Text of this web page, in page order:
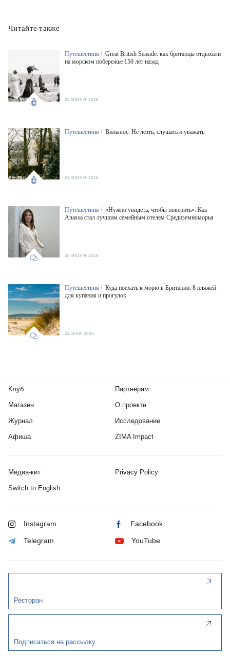
Читайте также
Путешествия / Great British Seaside: как британцы отдыхали
на морском побережье 150 лет назад
25 ИЮНЯ 2026
Путешествия / Вильнюс. Не лезть, слушать и уважать
22 ИЮНЯ 2026
Путешествия / «Нужно увидеть, чтобы поверить». Как
Anassa стал лучшим семейным отелем Средиземноморья
03 ИЮНЯ 2026
Путешествия / Куда поехать к морю в Британии: 8 пляжей
для купания и прогулок
22 МАЯ 2026
Клуб
Магазин
Журнал
Афиша
Партнерам
О проекте
Исследование
ZIMA Impact
Медиа-кит Privacy Policy
Switch to English
Instagram Facebook
Telegram YouTube
Ресторан
Подписаться на рассылку